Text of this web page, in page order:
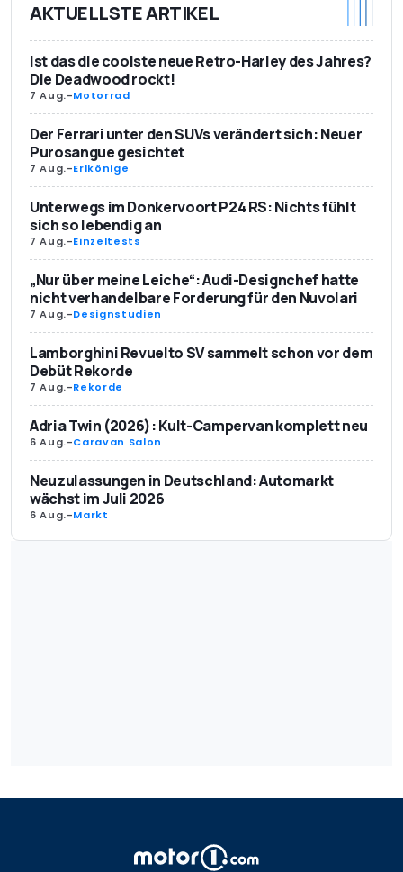
AKTUELLSTE ARTIKEL
Ist das die coolste neue Retro-Harley des Jahres?
Die Deadwood rockt!
7 Aug.-Motorrad
Der Ferrari unter den SUVs verändert sich: Neuer
Purosangue gesichtet
7 Aug.-Erlkönige
Unterwegs im Donkervoort P24 RS: Nichts fühlt
sich so lebendig an
7 Aug.-Einzeltests
„Nur über meine Leiche“: Audi-Designchef hatte
nicht verhandelbare Forderung für den Nuvolari
7 Aug.-Designstudien
Lamborghini Revuelto SV sammelt schon vor dem
Debüt Rekorde
7 Aug.-Rekorde
Adria Twin (2026): Kult-Campervan komplett neu
6 Aug.-Caravan Salon
Neuzulassungen in Deutschland: Automarkt
wächst im Juli 2026
6 Aug.-Markt